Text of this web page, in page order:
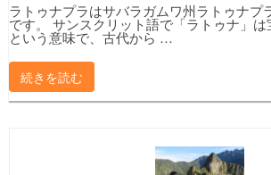
ラトゥナプラはサバラガムワ州ラトゥナプ
です。 サンスクリット語で「ラトゥナ」
という意味で、古代から …
続きを読む